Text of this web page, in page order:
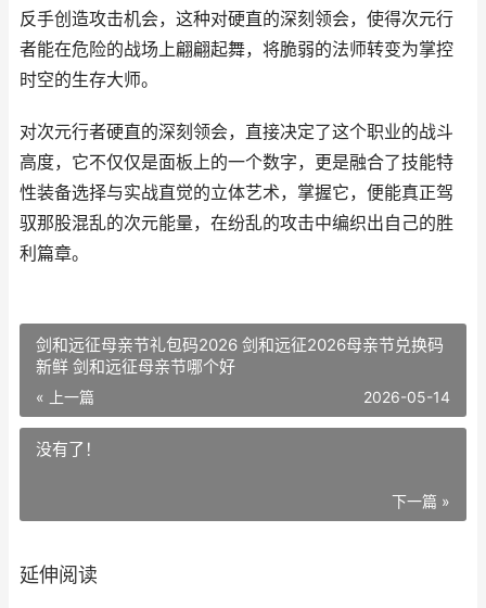
反手创造攻击机会，这种对硬直的深刻领会，使得次元行
者能在危险的战场上翩翩起舞，将脆弱的法师转变为掌控
时空的生存大师。
对次元行者硬直的深刻领会，直接决定了这个职业的战斗
高度，它不仅仅是面板上的一个数字，更是融合了技能特
性装备选择与实战直觉的立体艺术，掌握它，便能真正驾
驭那股混乱的次元能量，在纷乱的攻击中编织出自己的胜
利篇章。
剑和远征母亲节礼包码2026 剑和远征2026母亲节兑换码
新鲜 剑和远征母亲节哪个好
« 上一篇 2026-05-14
没有了！
下一篇 »
延伸阅读